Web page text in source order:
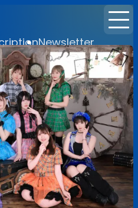
Newsletter